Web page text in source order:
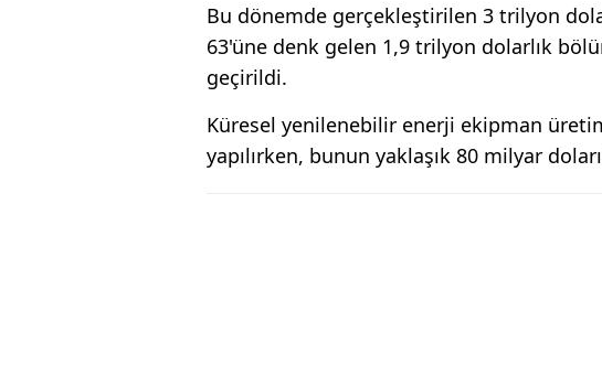
Bu dönemde gerçekleştirilen 3 trilyon
63'üne denk gelen 1,9 trilyon dolarlık
geçirildi.
Küresel yenilenebilir enerji ekipman
yapılırken, bunun yaklaşık 80 milyar